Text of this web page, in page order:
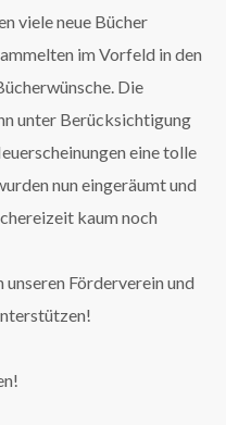
viele neue Bücher
im Vorfeld in den
Die
unter Berücksichtigung
eine tolle
nun eingeräumt und
kaum noch
Förderverein und